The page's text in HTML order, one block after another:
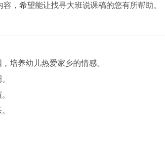
，希望能让找寻大班说课稿的您有所帮助。
养幼儿热爱家乡的情感。